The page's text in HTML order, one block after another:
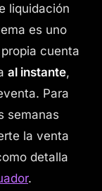
liquidación
es uno
cuenta
al instante,
Para
semanas
la venta
detalla
.